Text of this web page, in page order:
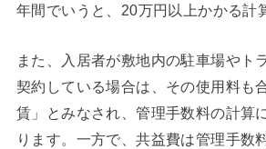
年間でいうと、20万円以上かかる計
また、入居者が敷地内の駐車場やト
契約している場合は、その使用料も
賃」とみなされ、管理手数料の計算
ります。一方で、共益費は管理手数